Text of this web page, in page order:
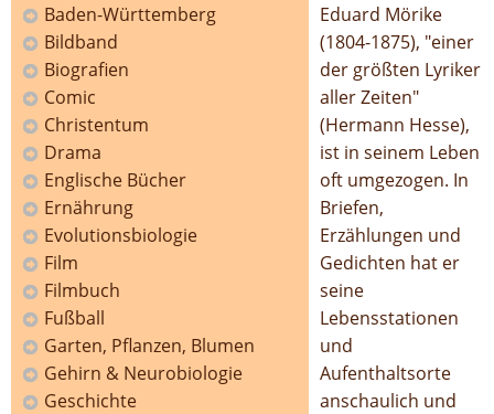
Baden-Württemberg
Bildband
Biografien
Comic
Christentum
Drama
Englische Bücher
Ernährung
Evolutionsbiologie
Film
Filmbuch
Fußball
Garten, Pflanzen, Blumen
Gehirn & Neurobiologie
Geschichte
Eduard Mörike
(1804-1875), "einer
der größten Lyriker
aller Zeiten"
(Hermann Hesse),
ist in seinem Leben
oft umgezogen. In
Briefen,
Erzählungen und
Gedichten hat er
seine
Lebensstationen
und
Aufenthaltsorte
anschaulich und